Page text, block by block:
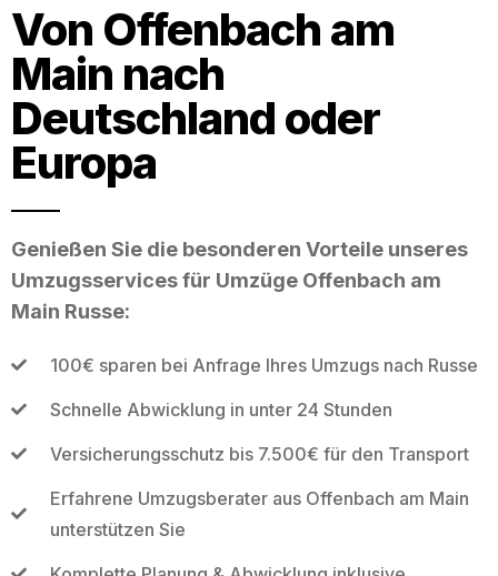
Von Offenbach am
Main nach
Deutschland oder
Europa
Genießen Sie die besonderen Vorteile unseres
Umzugsservices für Umzüge Offenbach am
Main Russe:
100€ sparen bei Anfrage Ihres Umzugs nach Russe
Schnelle Abwicklung in unter 24 Stunden
Versicherungsschutz bis 7.500€ für den Transport
Erfahrene Umzugsberater aus Offenbach am Main
unterstützen Sie